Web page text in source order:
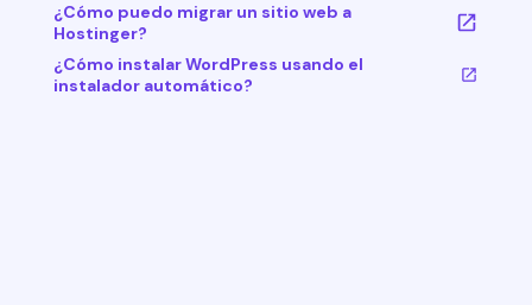
¿Cómo puedo migrar un sitio web a
Hostinger?
¿Cómo instalar WordPress usando el
instalador automático?